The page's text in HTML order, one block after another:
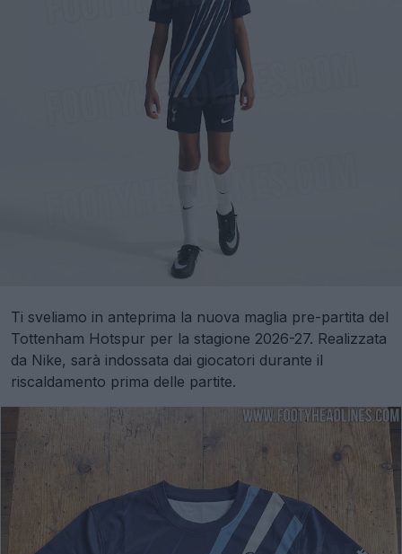
Ti sveliamo in anteprima la nuova maglia pre-partita del
Tottenham Hotspur per la stagione 2026-27. Realizzata
da Nike, sarà indossata dai giocatori durante il
riscaldamento prima delle partite.